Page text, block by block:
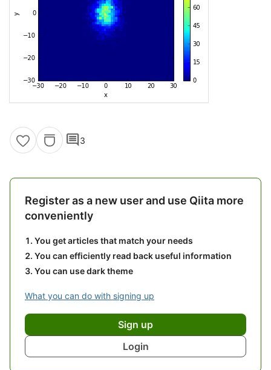
comment3
Register as a new user and use Qiita more
conveniently
You get articles that match your needs
You can efficiently read back useful information
You can use dark theme
What you can do with signing up
Sign up
Login